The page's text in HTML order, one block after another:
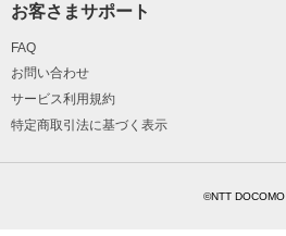
お客さまサポート
FAQ
お問い合わせ
サービス利用規約
特定商取引法に基づく表示
©NTT DOCOMO